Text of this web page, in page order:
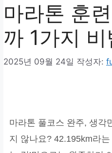
마라톤 훈
까 1가지
2025년 09월 24일 작성자:
마라톤 풀코스 완주, 생각
지 않나요? 42.195km라는